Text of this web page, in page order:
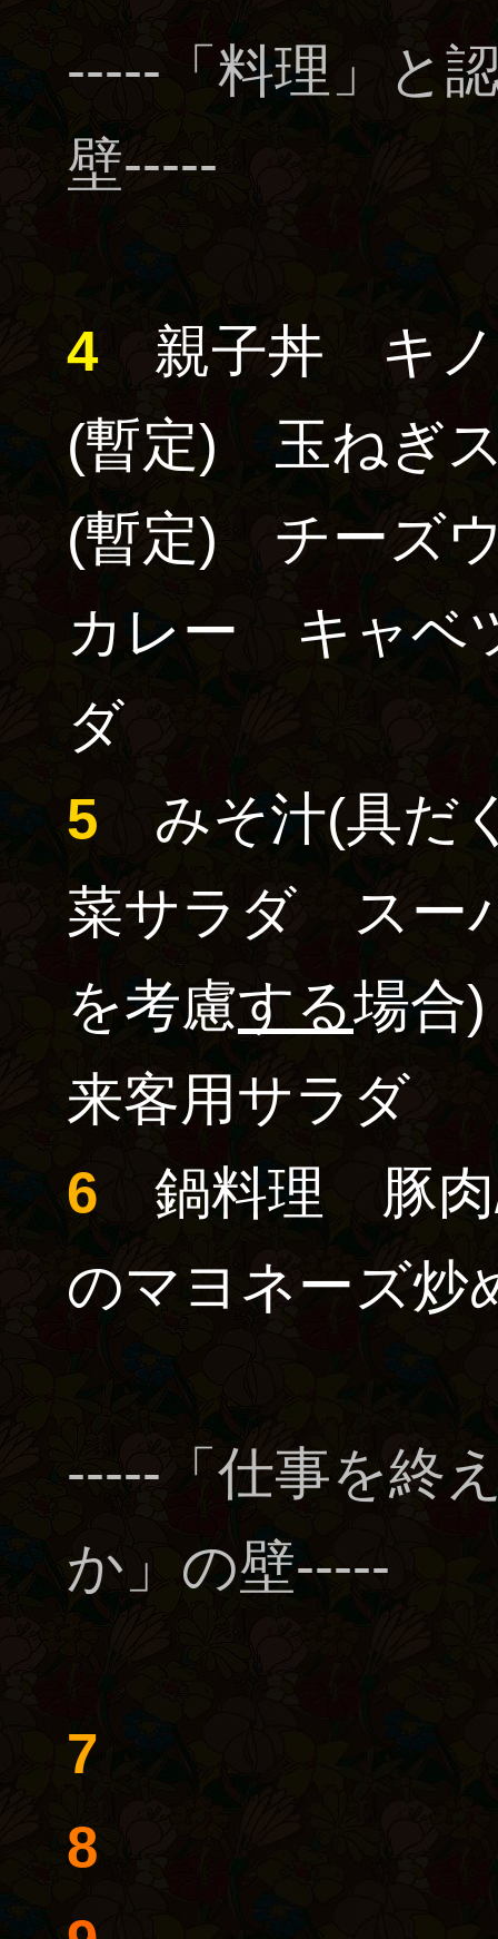
-----「料理」と
壁-----
4親子丼 キノ
(暫定) 玉ねぎ
(暫定) チーズ
カレー キャベ
ダ
5 みそ汁(具だ
菜サラダ スー
を考慮する場合)
来客用サラダ
6 鍋料理 豚肉/
のマヨネーズ炒
-----「仕事を終
か」の壁-----
7
8